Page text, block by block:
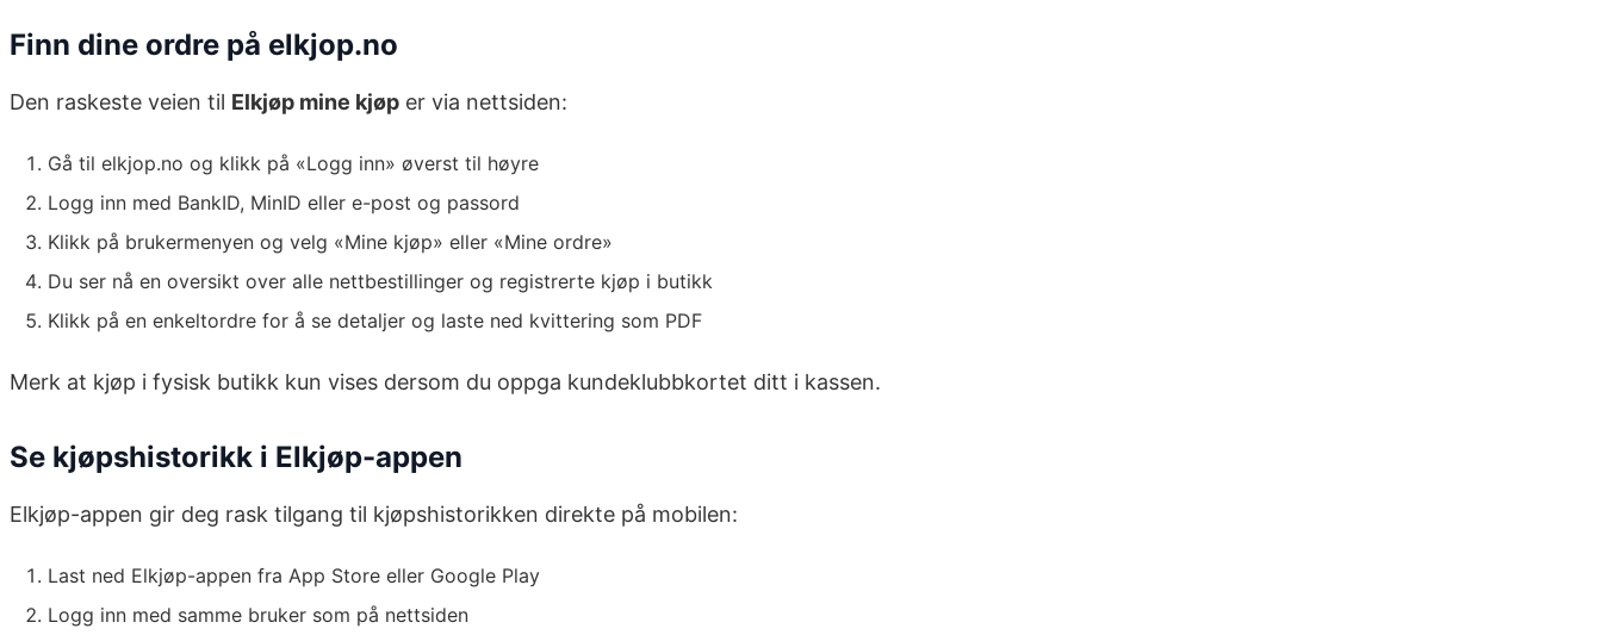
Finn dine ordre på elkjop.no
Den raskeste veien til Elkjøp mine kjøp er via nettsiden:
Gå til elkjop.no og klikk på «Logg inn» øverst til høyre
Logg inn med BankID, MinID eller e-post og passord
Klikk på brukermenyen og velg «Mine kjøp» eller «Mine ordre»
Du ser nå en oversikt over alle nettbestillinger og registrerte kjøp i butikk
Klikk på en enkeltordre for å se detaljer og laste ned kvittering som PDF
Merk at kjøp i fysisk butikk kun vises dersom du oppga kundeklubbkortet ditt i kassen.
Se kjøpshistorikk i Elkjøp-appen
Elkjøp-appen gir deg rask tilgang til kjøpshistorikken direkte på mobilen:
Last ned Elkjøp-appen fra App Store eller Google Play
Logg inn med samme bruker som på nettsiden